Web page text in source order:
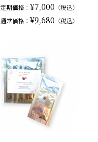
定期価格： ¥7,000 （税込）
通常価格： ¥9,680 （税込）